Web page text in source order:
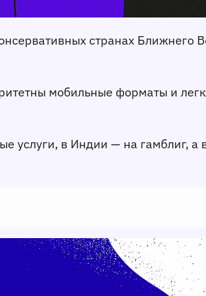
странах Ближнего
мобильные форматы и
услуги, в Индии — на гамблиг, а